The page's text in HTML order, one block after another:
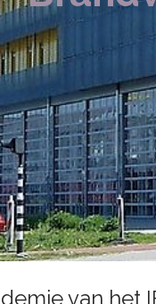
van het